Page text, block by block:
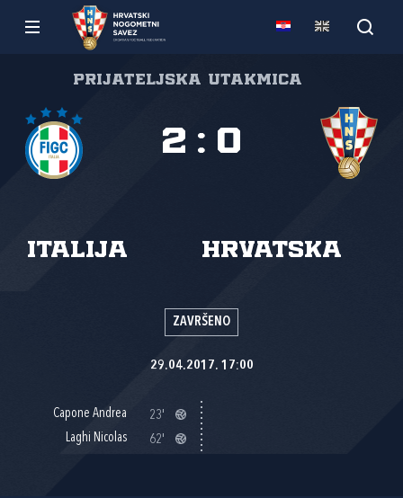
Prijateljska utakmica
Italija Hrvatska
2 : 0
ZAVRŠENO
29.04.2017. 17:00
Capone Andrea
23'
Laghi Nicolas
62'